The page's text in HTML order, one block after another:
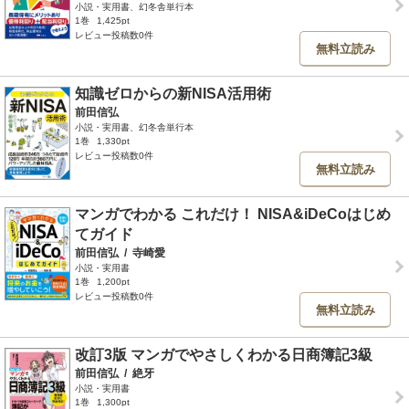
小説・実用書、幻冬舎単行本
1巻
1,425pt
レビュー投稿数0件
無料立読み
知識ゼロからの新NISA活用術
前田信弘
小説・実用書、幻冬舎単行本
1巻
1,330pt
レビュー投稿数0件
無料立読み
マンガでわかる これだけ！ NISA&iDeCoはじめ
てガイド
前田信弘 / 寺崎愛
小説・実用書
1巻
1,200pt
レビュー投稿数0件
無料立読み
改訂3版 マンガでやさしくわかる日商簿記3級
前田信弘 / 絶牙
小説・実用書
1巻
1,300pt